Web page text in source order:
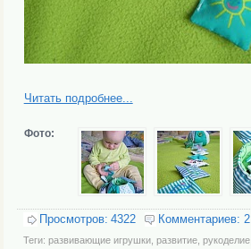
Читать подробнее...
Фото:
Просмотров: 4322 Комментариев: 2
Теги: развивающие игрушки, развитие, рукоделие,